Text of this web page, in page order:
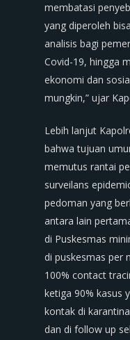
membatasi
yang diperoleh
analisis bagi
Covid-19, hingga
ekonomi dan
mungkin,” ujar
Lebih lanjut
bahwa tujuan
memutus rantai
surveilans
pedoman yang
antara lain
di Puskesmas
di puskesmas per
100% contact
ketiga 90% kasus
kontak di
dan di follow up